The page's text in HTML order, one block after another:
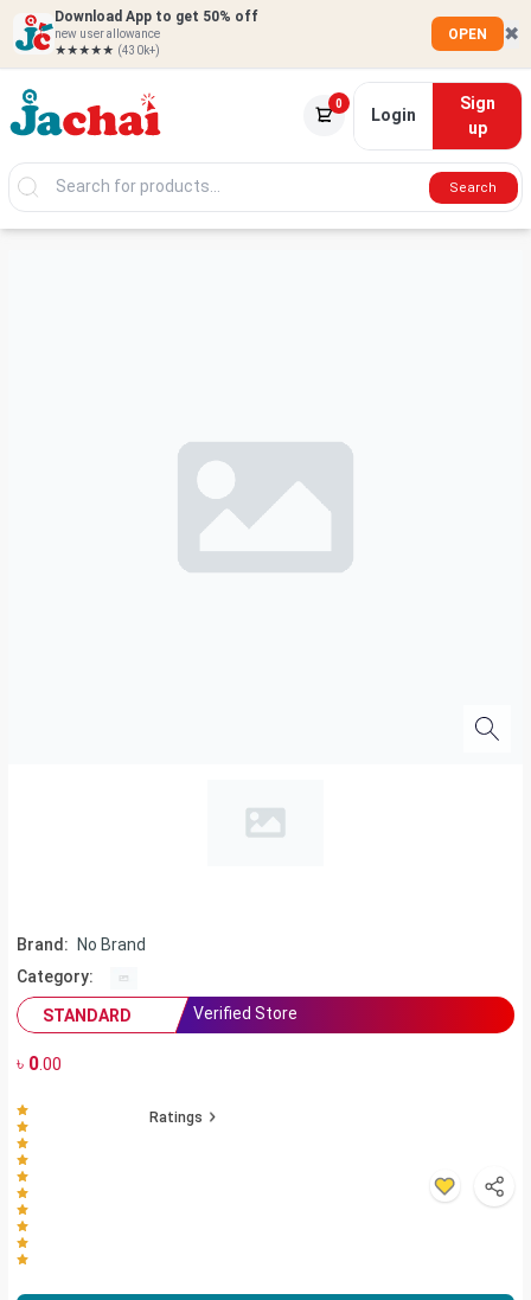
Download App to get 50% off
new user allowance
★★★★★ (430k+)
OPEN ✖
0
Login
Sign
up
Search
Brand:
No Brand
Category:
STANDARD
Verified Store
৳ 0.00
Ratings